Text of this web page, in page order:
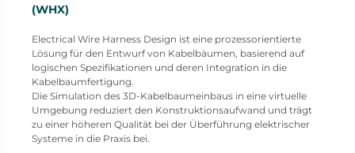
(WHX)
Electrical Wire Harness Design ist eine prozessorientierte
Lösung für den Entwurf von Kabelbäumen, basierend auf
logischen Spezifikationen und deren Integration in die
Kabelbaumfertigung.
Die Simulation des 3D-Kabelbaumeinbaus in eine virtuelle
Umgebung reduziert den Konstruktionsaufwand und trägt
zu einer höheren Qualität bei der Überführung elektrischer
Systeme in die Praxis bei.